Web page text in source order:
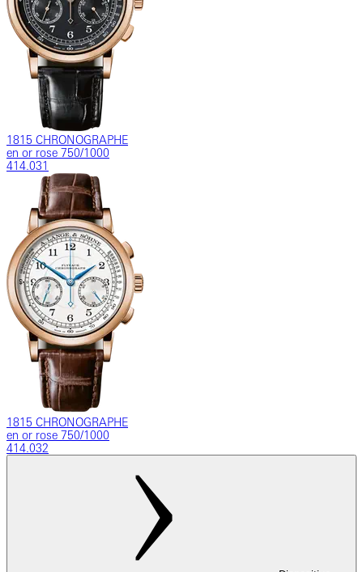
1815 CHRONOGRAPHE
en or rose 750/1000
414.031
1815 CHRONOGRAPHE
en or rose 750/1000
414.032